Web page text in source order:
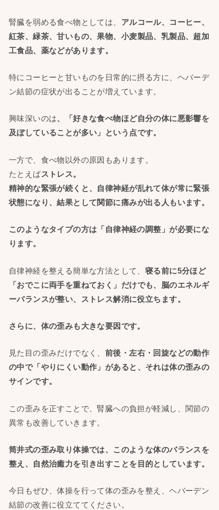
腎臓を弱める食べ物としては、 アルコール、コーヒー、
紅茶、緑茶、甘いもの、果物、小麦製品、乳製品、超加
工食品、 薬などがあります。
特にコーヒーと甘いものを日常的に摂る方に、ヘバーデ
ン結節の症状が出ることが増えています。
興味深いのは、「好きな食べ物ほど自分の体に悪影響を
及ぼしていることが多い」
という点です。
一方で、食べ物以外の原因もあります。
たとえばストレス。
精神的な緊張が続くと、 自律神経が乱れて体が常に緊張
状態になり、結果として関節に痛みが出る人もいます。
このようなタイプの方は「自律神経の調整」が必要にな
ります。
自律神経を整える簡単な方法として、 寝る前に5分ほど
「おでこに両手を重ねておく」だけでも、
脳のエネルギ
ーバランスが整い、ストレス解消に役立ちます。
さらに、体の歪みも大きな要因です。
見た目の歪みだけでなく、 前後・左右・回旋などの動作
の中で「やりにくい動作」があると、それは体の歪みの
サインです。
この歪みを正すことで、腎臓への負担が軽減し、関節の
異常も改善していきます。
筒井式の歪み取り体操では、このような体のバランスを
整え、
自然治癒力を引き出すことを目的としています。
今日もぜひ、体操を行って体の歪みを整え、ヘバーデン
結節の改善に役立ててください。